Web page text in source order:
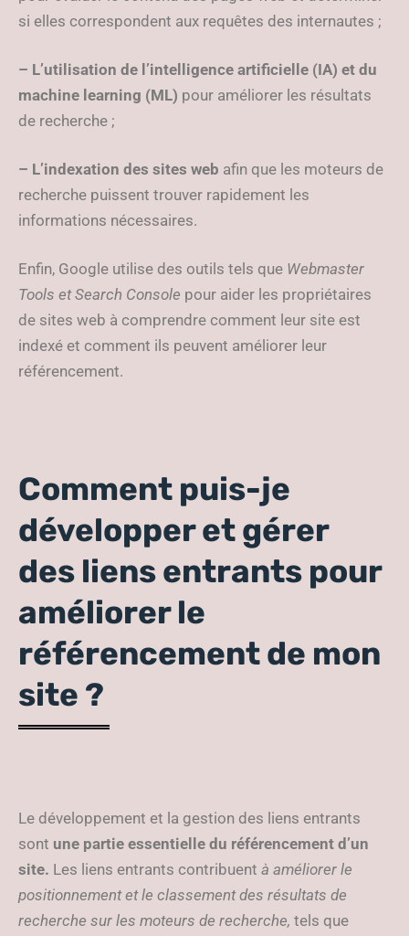
si elles correspondent aux requêtes des internautes ;
– L’utilisation de l’intelligence artificielle (IA) et du
machine learning (ML) pour améliorer les résultats
de recherche ;
– L’indexation des sites web afin que les moteurs de
recherche puissent trouver rapidement les
informations nécessaires.
Enfin, Google utilise des outils tels que Webmaster
Tools et Search Console pour aider les propriétaires
de sites web à comprendre comment leur site est
indexé et comment ils peuvent améliorer leur
référencement.
Comment puis-je
développer et gérer
des liens entrants pour
améliorer le
référencement de mon
site ?
Le développement et la gestion des liens entrants
sont une partie essentielle du référencement d’un
site. Les liens entrants contribuent à améliorer le
positionnement et le classement des résultats de
recherche sur les moteurs de recherche, tels que